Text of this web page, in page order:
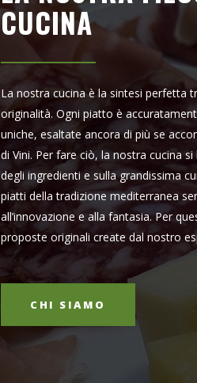
CUCINA
La nostra cucina è la sintesi perfetta
originalità. Ogni piatto è
uniche, esaltate ancora di più se
di Vini. Per fare ciò, la nostra cucina si
degli ingredienti e sulla grandissima
piatti della tradizione mediterranea
all’innovazione e alla fantasia. Per
proposte originali create dal nostro
CHI SIAMO